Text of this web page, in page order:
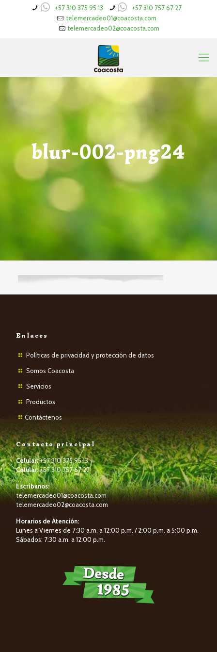
+57 310 375 95 13
+57 310 757 67 27
telemercadeo01@coacosta.com
telemercadeo02@coacosta.com
blur-002-png24
Enlaces
Políticas de privacidad y protección de datos
Somos Coacosta
Servicios
Productos
Contáctenos
Contacto principal
Celular:+57 310 375 95 13
Celular:+57 310 757 67 27
Escríbanos:
telemercadeo01@coacosta.com
telemercadeo02@coacosta.com
Horarios de Atención:
Lunes a Viernes de 7:30 a.m. a 12:00 p.m. / 2:00 p.m. a 5:00 p.m.
Sábados: 7:30 a.m. a 12:00 p.m.